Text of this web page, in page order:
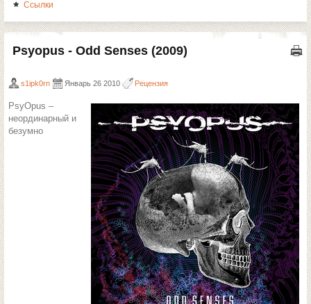
Ссылки
Psyopus - Odd Senses (2009)
s1ipk0rn Январь 26 2010 Рецензия
PsyOpus –
неординарный и
безумно